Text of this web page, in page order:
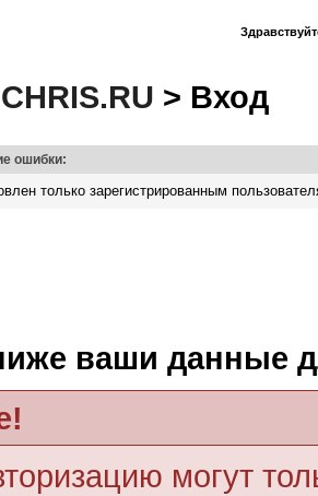
> Вход
ошибки:
только зарегистрированным
ваши данные
могут